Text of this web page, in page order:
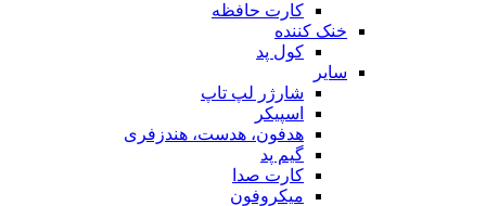
کارت حافظه
خنک کننده
کول پد
سایر
شارژر لپ تاپ
اسپیکر
هدفون، هدست، هندزفری
گیم پد
کارت صدا
میکروفون